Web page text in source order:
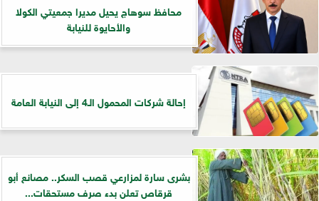
محافظ سوهاج يحيل مديرا جمعيتي الكولا
والأحايوة للنيابة
إحالة شركات المحمول الـ4 إلى النيابة العامة
بشرى سارة لمزارعي قصب السكر.. مصانع أبو
قرقاص تعلن بدء صرف مستحقات...